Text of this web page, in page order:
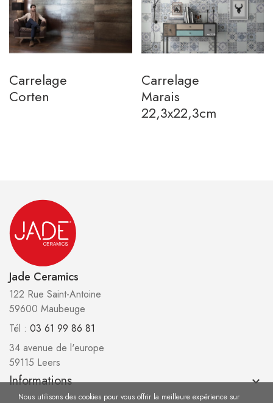
Carrelage
Corten
Carrelage
Marais
22,3x22,3cm
Jade Ceramics
122 Rue Saint-Antoine
59600 Maubeuge
Tél : 03 61 99 86 81
34 avenue de l'europe
59115 Leers
Informations keyboard_arrow_down
Nous utilisons des cookies pour vous offrir la meilleure expérience sur